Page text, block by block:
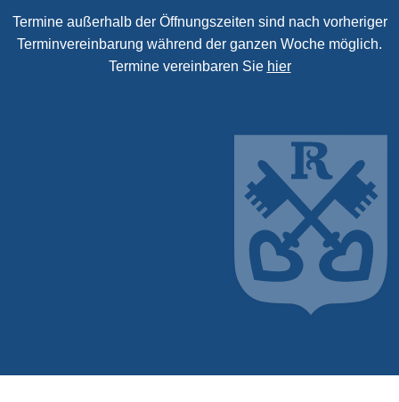
Termine außerhalb der Öffnungszeiten sind nach vorheriger
Terminvereinbarung während der ganzen Woche möglich.
Termine vereinbaren Sie hier